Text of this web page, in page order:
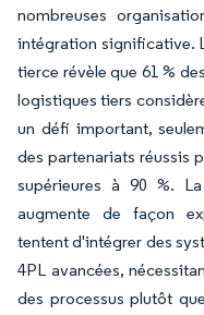
nombreuses
intégration significative.
tierce révèle que 61 %
logistiques tiers
un défi important,
des partenariats réussis
supérieures à 90 %.
augmente de façon
tentent d'intégrer des
4PL avancées,
des processus plutôt